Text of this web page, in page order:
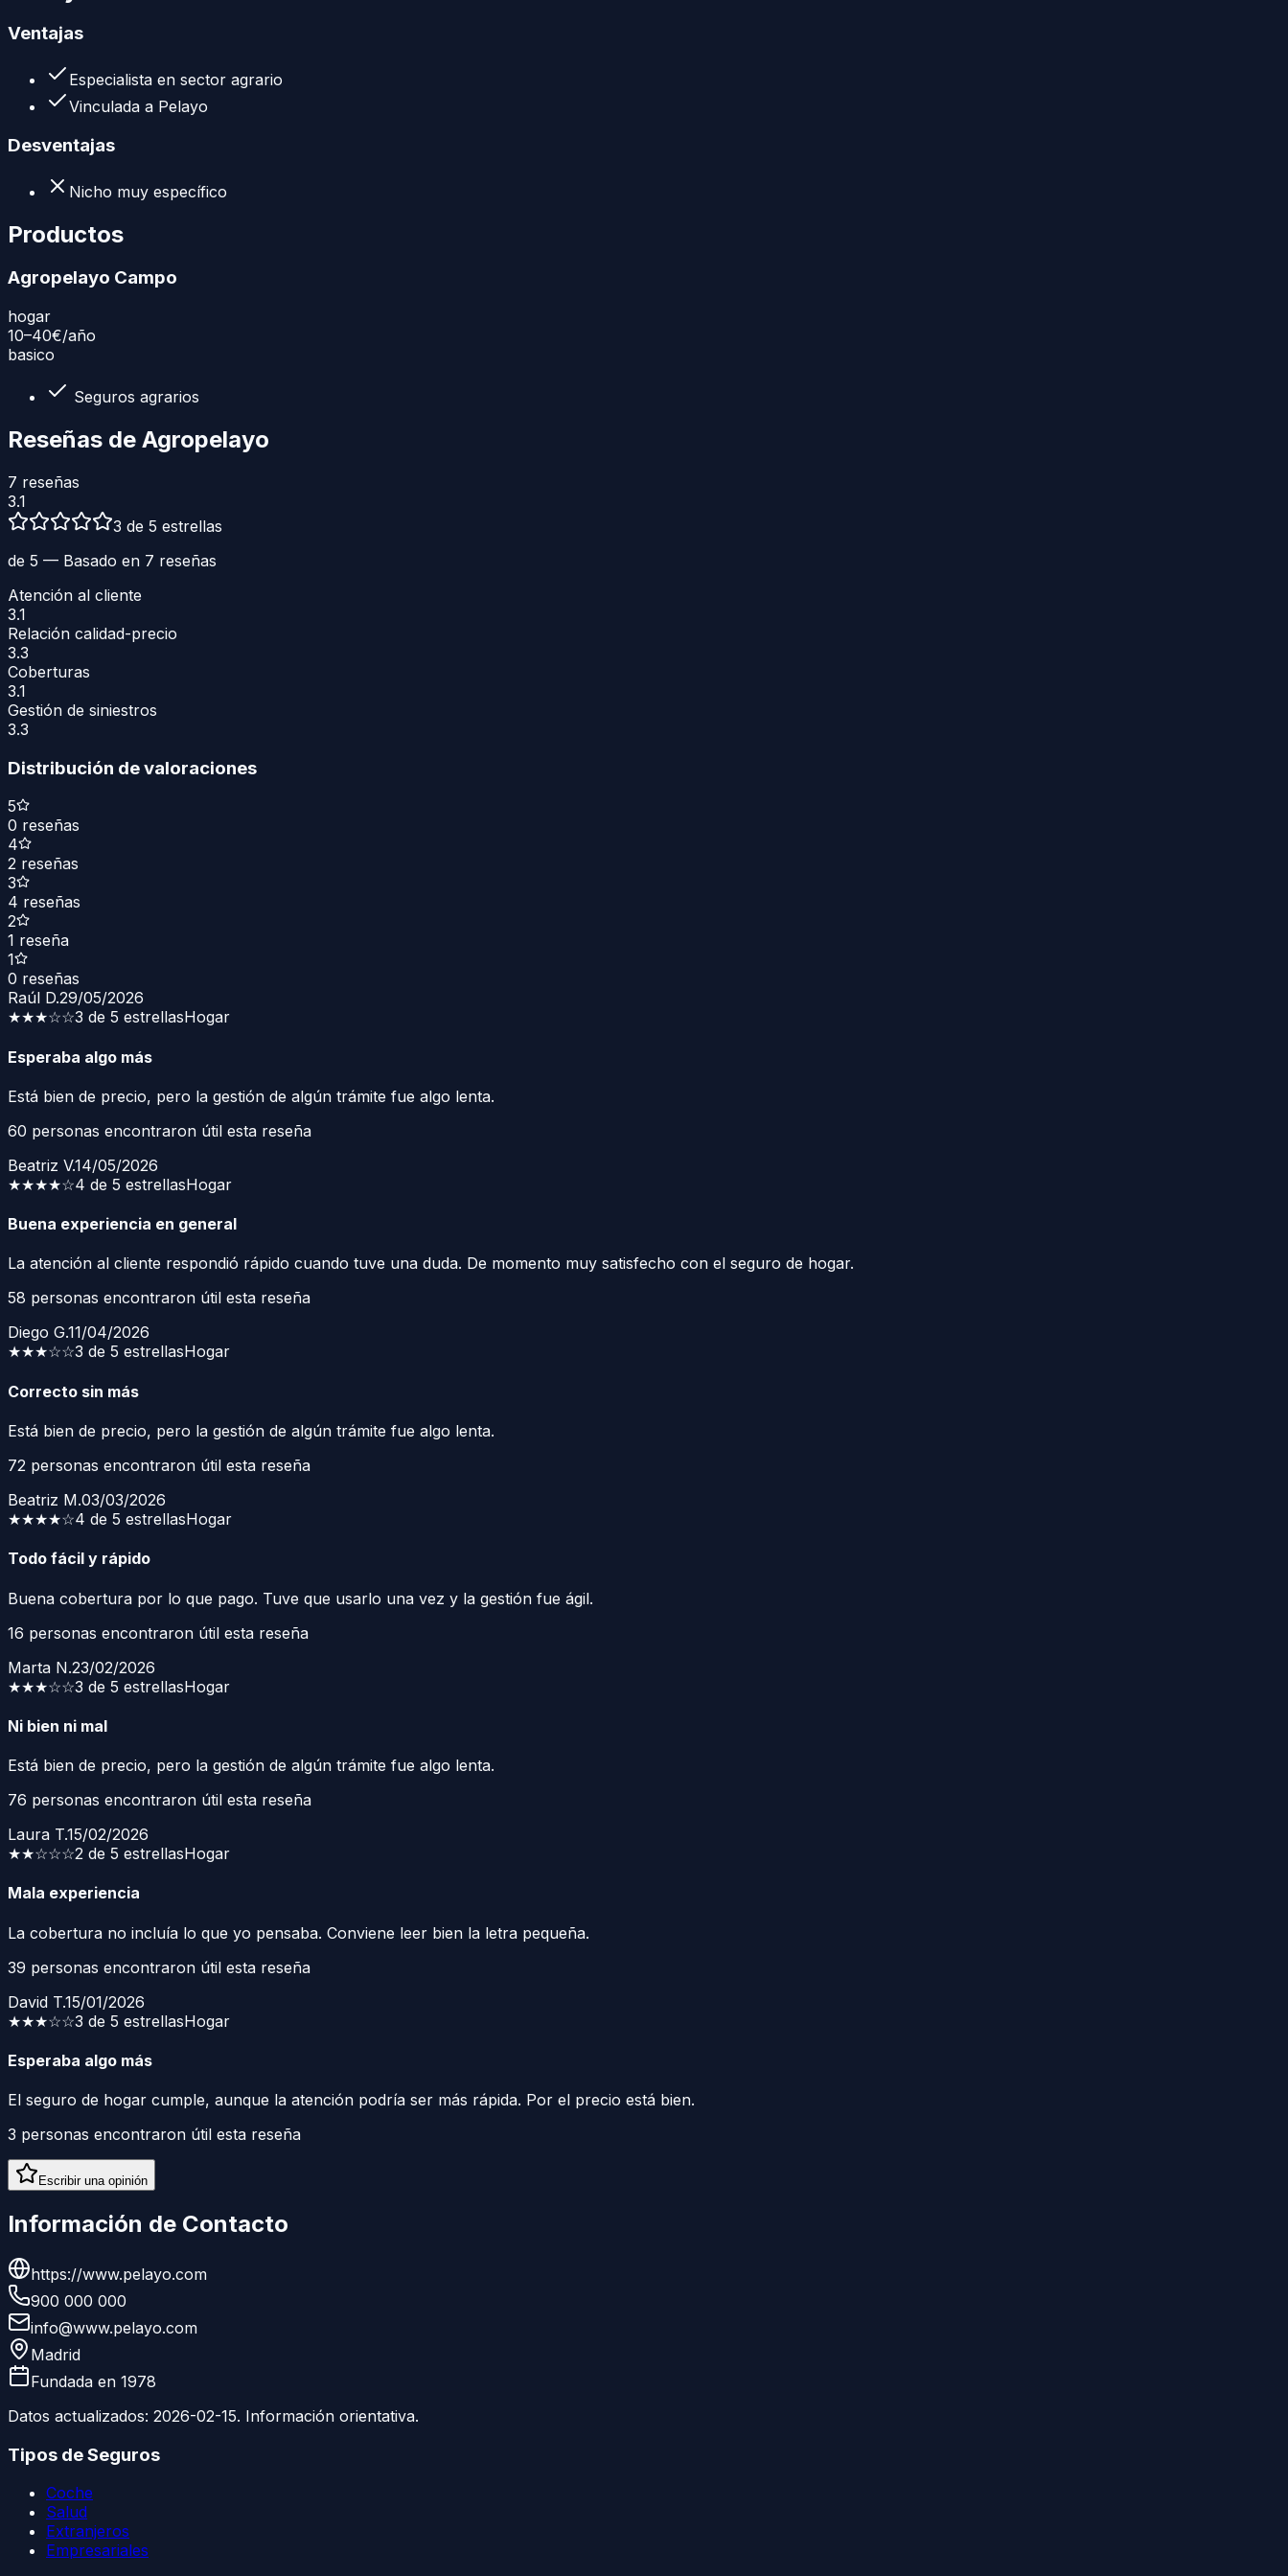
Ventajas
Especialista en sector agrario
Vinculada a Pelayo
Desventajas
Nicho muy específico
Productos
Agropelayo Campo
hogar
10–40€/año
basico
Seguros agrarios
Reseñas de Agropelayo
7 reseñas
3.1
3 de 5 estrellas
de 5 — Basado en 7 reseñas
Atención al cliente
3.1
Relación calidad-precio
3.3
Coberturas
3.1
Gestión de siniestros
3.3
Distribución de valoraciones
5
0 reseñas
4
2 reseñas
3
4 reseñas
2
1 reseña
1
0 reseñas
Raúl D.29/05/2026
★★★☆☆3 de 5 estrellasHogar
Esperaba algo más
Está bien de precio, pero la gestión de algún trámite fue algo lenta.
60 personas encontraron útil esta reseña
Beatriz V.14/05/2026
★★★★☆4 de 5 estrellasHogar
Buena experiencia en general
La atención al cliente respondió rápido cuando tuve una duda. De momento muy satisfecho con el seguro de hogar.
58 personas encontraron útil esta reseña
Diego G.11/04/2026
★★★☆☆3 de 5 estrellasHogar
Correcto sin más
Está bien de precio, pero la gestión de algún trámite fue algo lenta.
72 personas encontraron útil esta reseña
Beatriz M.03/03/2026
★★★★☆4 de 5 estrellasHogar
Todo fácil y rápido
Buena cobertura por lo que pago. Tuve que usarlo una vez y la gestión fue ágil.
16 personas encontraron útil esta reseña
Marta N.23/02/2026
★★★☆☆3 de 5 estrellasHogar
Ni bien ni mal
Está bien de precio, pero la gestión de algún trámite fue algo lenta.
76 personas encontraron útil esta reseña
Laura T.15/02/2026
★★☆☆☆2 de 5 estrellasHogar
Mala experiencia
La cobertura no incluía lo que yo pensaba. Conviene leer bien la letra pequeña.
39 personas encontraron útil esta reseña
David T.15/01/2026
★★★☆☆3 de 5 estrellasHogar
Esperaba algo más
El seguro de hogar cumple, aunque la atención podría ser más rápida. Por el precio está bien.
3 personas encontraron útil esta reseña
Escribir una opinión
Información de Contacto
https://www.pelayo.com
900 000 000
info@www.pelayo.com
Madrid
Fundada en 1978
Datos actualizados: 2026-02-15. Información orientativa.
Tipos de Seguros
Coche
Salud
Extranjeros
Empresariales